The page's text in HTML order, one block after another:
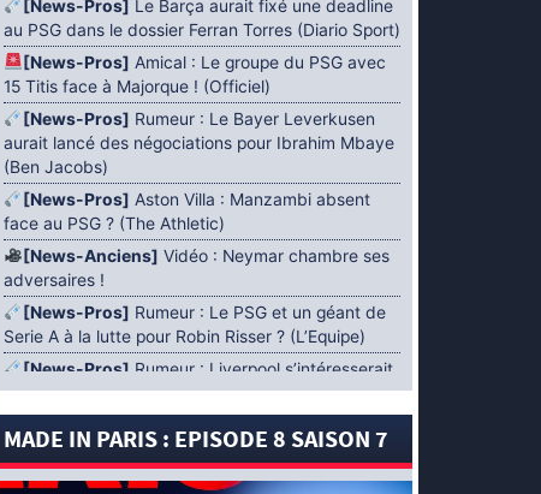
[News-Pros] Le Barça aurait fixé une deadline
au PSG dans le dossier Ferran Torres (Diario Sport)
[News-Pros] Amical : Le groupe du PSG avec
15 Titis face à Majorque ! (Officiel)
[News-Pros] Rumeur : Le Bayer Leverkusen
aurait lancé des négociations pour Ibrahim Mbaye
(Ben Jacobs)
[News-Pros] Aston Villa : Manzambi absent
face au PSG ? (The Athletic)
[News-Anciens] Vidéo : Neymar chambre ses
adversaires !
[News-Pros] Rumeur : Le PSG et un géant de
Serie A à la lutte pour Robin Risser ? (L’Equipe)
[News-Pros] Rumeur : Liverpool s’intéresserait
à Ibrahim Mbaye en plus de Bradley Barcola
(Fabrizio Romano)
[News-Pros]Rumeur : Accord contractuel
trouvé entre le PSG et Mika Godts (Fabrizio
MADE IN PARIS : EPISODE 8 SAISON 7